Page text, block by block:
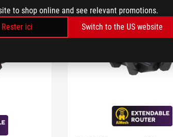
to shop online and see relevant promotions.
Rester ici
Switch to the US website